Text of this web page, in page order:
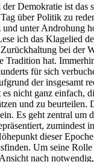
Demokratie ist das
über Politik zu
und unter Androhung
ich das Klagelied
bei der
Tradition hat.
für sich
der insgesamt
nicht ganz einfach,
und zu beurteilen.
Es geht zentral um
zumindest
dieser
Um seine
nach